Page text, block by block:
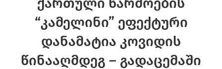
“კამელინი” ეფექტური
დანამატია კოვიდის
წინააღმდეგ – გადაცემაში